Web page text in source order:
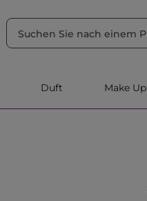
Duft Make Up